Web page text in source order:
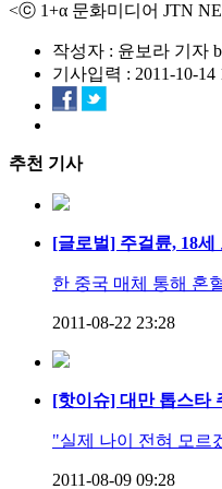
<ⓒ 1+α 문화미디어 JTN
작성자 : 윤보라 기자
기사입력 : 2011-10-14
추천 기사
[글로벌] 주걸륜, 18
한 중국 매체 통해 혼
2011-08-22 23:28
[핫이슈] 대만 톱스타
"실제 나이 전혀 모르
2011-08-09 09:28